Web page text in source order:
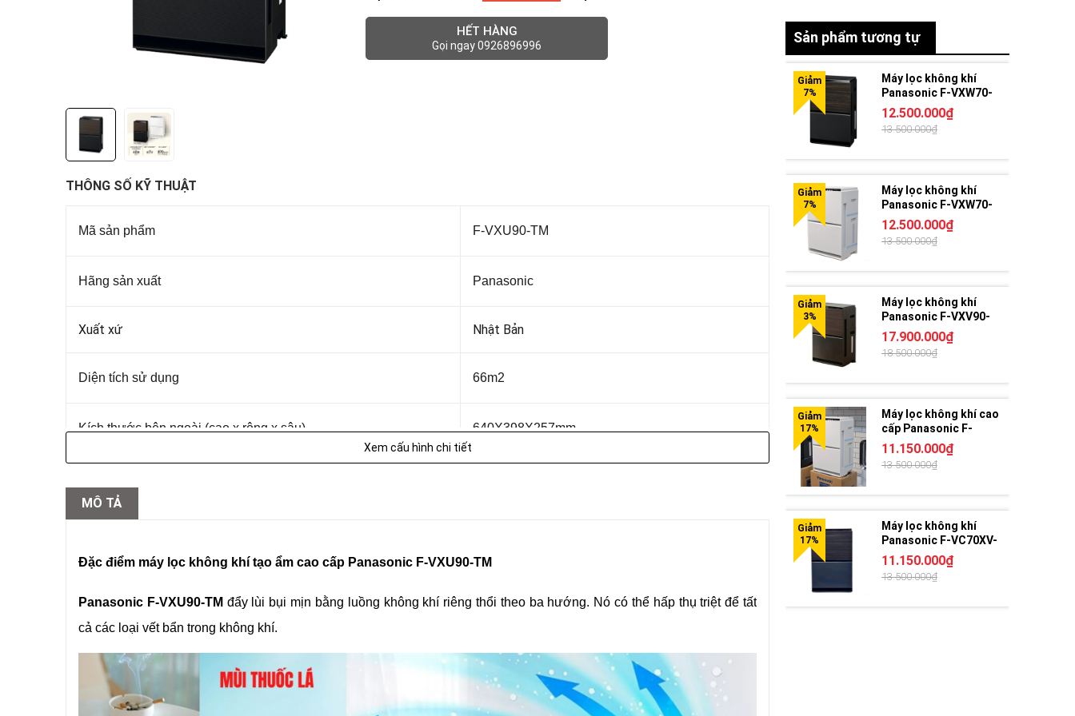
HẾT HÀNG
Gọi ngay 0926896996
THÔNG SỐ KỸ THUẬT
Mã sản phẩm F-VXU90-TM
Hãng sản xuất Panasonic
Xuất xứ Nhật Bản
Diện tích sử dụng 66m2
Kích thước bên ngoài (cao x rộng x sâu) 640X398X257mm
Luồng không khí Turbo
Luồng không khí Tiêu chuẩn 3,1㎥/phút
Xem cấu hình chi tiết
MÔ TẢ
Đặc điểm máy lọc không khí tạo ẩm cao cấp Panasonic F-VXU90-TM
Panasonic F-VXU90-TM đẩy lùi bụi mịn bằng luồng không khí riêng thổi theo ba hướng. Nó có thể hấp thụ triệt để tất
cả các loại vết bẩn trong không khí.
Sản phẩm tương tự
Máy lọc không khí
Panasonic F-VXW70-
TM
12.500.000₫
13.500.000₫
Máy lọc không khí
Panasonic F-VXW70-
W
12.500.000₫
13.500.000₫
Máy lọc không khí
Panasonic F-VXV90-
TM | Có bù ẩm
17.900.000₫
18.500.000₫
Máy lọc không khí cao
cấp Panasonic F-
VC70XV-W | Nội Địa
Nhật, bảo hành 24
tháng
11.150.000₫
13.500.000₫
Máy lọc không khí
Panasonic F-VC70XV-
TM | Hàng Nội địa
Nhật
11.150.000₫
13.500.000₫